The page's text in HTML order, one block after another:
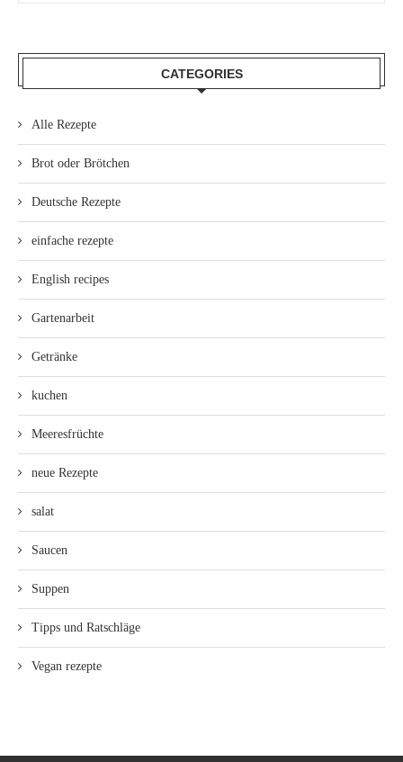
CATEGORIES
Alle Rezepte
Brot oder Brötchen
Deutsche Rezepte
einfache rezepte
English recipes
Gartenarbeit
Getränke
kuchen
Meeresfrüchte
neue Rezepte
salat
Saucen
Suppen
Tipps und Ratschläge
Vegan rezepte